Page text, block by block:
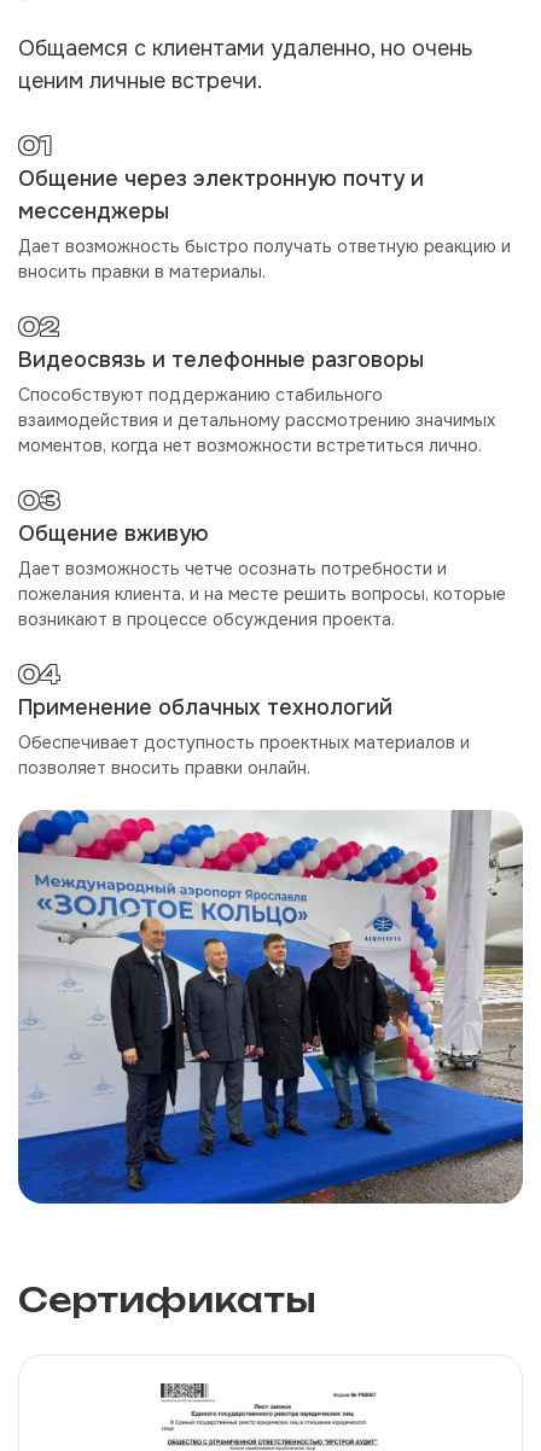
Общаемся с клиентами удаленно, но очень
ценим личные встречи.
01
Общение через электронную почту и
мессенджеры
Дает возможность быстро получать ответную реакцию и
вносить правки в материалы.
02
Видеосвязь и телефонные разговоры
Способствуют поддержанию стабильного
взаимодействия и детальному рассмотрению значимых
моментов, когда нет возможности встретиться лично.
03
Общение вживую
Дает возможность четче осознать потребности и
пожелания клиента, и на месте решить вопросы, которые
возникают в процессе обсуждения проекта.
04
Применение облачных технологий
Обеспечивает доступность проектных материалов и
позволяет вносить правки онлайн.
Сертификаты